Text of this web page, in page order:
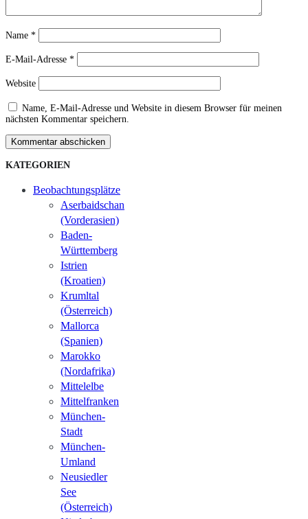
Name *
E-Mail-Adresse *
Website
Name, E-Mail-Adresse und Website in diesem Browser für meinen
nächsten Kommentar speichern.
Kommentar abschicken
KATEGORIEN
Beobachtungsplätze
Aserbaidschan
(Vorderasien)
Baden-
Württemberg
Istrien
(Kroatien)
Krumltal
(Österreich)
Mallorca
(Spanien)
Marokko
(Nordafrika)
Mittelelbe
Mittelfranken
München-
Stadt
München-
Umland
Neusiedler
See
(Österreich)